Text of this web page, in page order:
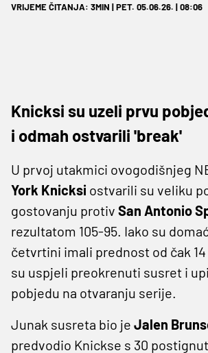
VRIJEME ČITANJA: 3MIN | PET. 05.06.26. | 08:06
Knicksi su uzeli prvu
i odmah ostvarili 'break'
U prvoj utakmici ovogodišnjeg
York Knicksi ostvarili su veliku
gostovanju protiv San Antonio
rezultatom 105-95. Iako su
četvrtini imali prednost od čak
su uspjeli preokrenuti susret i
pobjedu na otvaranju serije.
Junak susreta bio je Jalen
predvodio Knickse s 30